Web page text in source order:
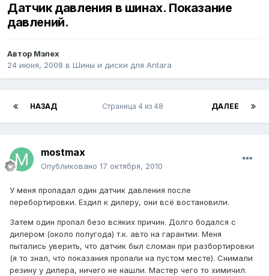
Датчик давления в шинах. Показание
давлений.
Автор Мэлех
24 июня, 2008 в Шины и диски для Antara
НАЗАД ДАЛЕЕ
Страница 4 из 48
mostmax
Опубликовано 17 октября, 2010
У меня пропадал один датчик давления после
перебортировки. Ездил к дилеру, они всё востановили.
Затем один пропал безо всяких причин. Долго бодался с
дилером (около полугода) т.к. авто на гарантии. Меня
пытались уверить, что датчик был сломан при разбортировки
(я то знал, что показания пропали на пустом месте). Снимали
резину у дилера, ничего не нашли. Мастер чего то химичил.